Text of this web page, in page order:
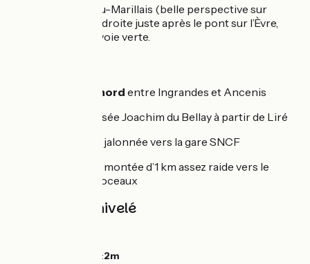
À Notre-Dame-du-Marillais (belle perspective sur
l’église), tourner à droite juste après le pont sur l’Èvre,
pour rejoindre la voie verte.
Variante en rive nord entre Ingrandes et Ancenis
Liaison vers le musée Joachim du Bellay à partir de Liré
À Ancenis, liaison jalonnée vers la gare SNCF
Au pont d’Oudon : montée d’1 km assez raide vers le
bourg de Champtoceaux
Pentes et dénivelé
Point le plus bas :2m